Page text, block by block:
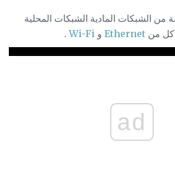
من الشبكات المادية الشبكات المحلية
كل من Ethernet و Wi-Fi
.
ad